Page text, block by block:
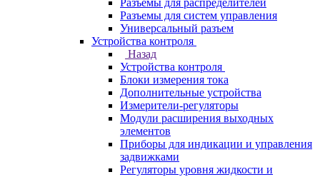
Разъемы для распределителей
Разъемы для систем управления
Универсальный разъем
Устройства контроля
Назад
Устройства контроля
Блоки измерения тока
Дополнительные устройства
Измерители-регуляторы
Модули расширения выходных
элементов
Приборы для индикации и управления
задвижками
Регуляторы уровня жидкости и